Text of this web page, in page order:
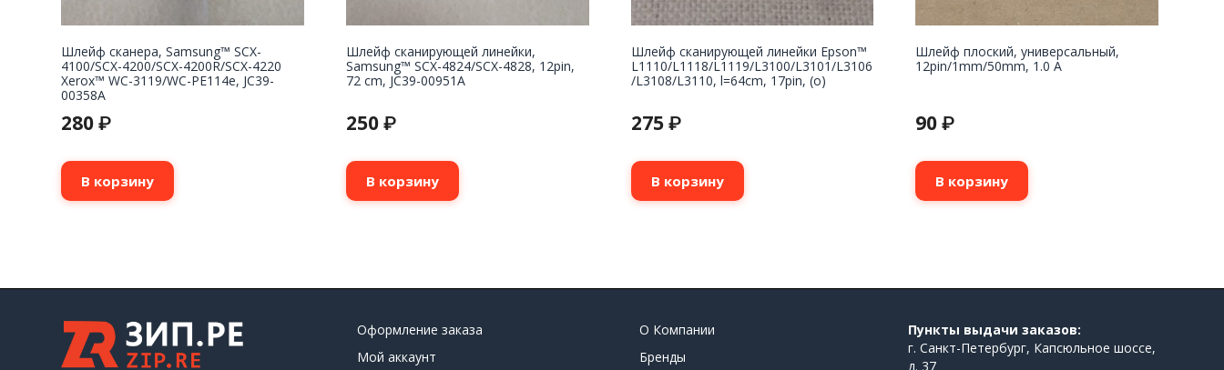
Шлейф сканера, Samsung™ SCX-
4100/SCX-4200/SCX-4200R/SCX-4220
Xerox™ WC-3119/WC-PE114e, JC39-
00358A
280 ₽
В корзину
Шлейф сканирующей линейки,
Samsung™ SCX-4824/SCX-4828, 12pin,
72 cm, JC39-00951A
250 ₽
В корзину
Шлейф сканирующей линейки Epson™
L1110/L1118/L1119/L3100/L3101/L3106
/L3108/L3110, l=64cm, 17pin, (o)
275 ₽
В корзину
Шлейф плоский, универсальный,
12pin/1mm/50mm, 1.0 A
90₽
В корзину
Оформление заказа
Мой аккаунт
О Компании
Бренды
Пункты выдачи заказов:
г. Санкт-Петербург, Капсюльное шоссе,
д. 37